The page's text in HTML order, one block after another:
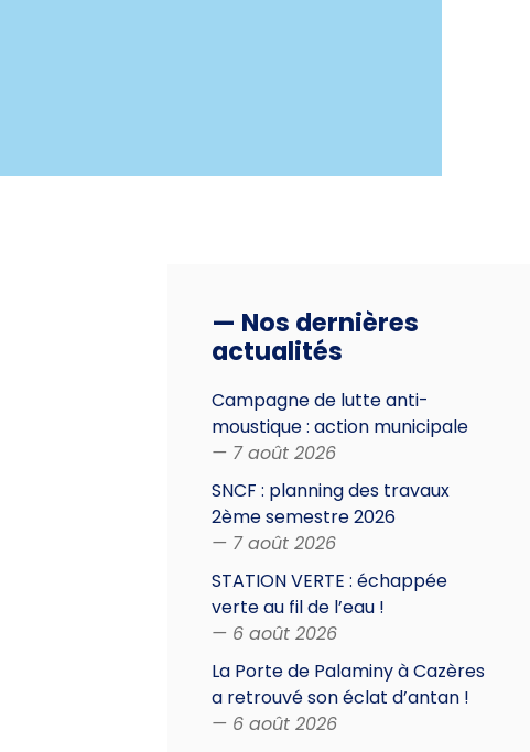
— Nos dernières
actualités
Campagne de lutte anti-
moustique : action municipale
— 7 août 2026
SNCF : planning des travaux
2ème semestre 2026
— 7 août 2026
STATION VERTE : échappée
verte au fil de l’eau !
— 6 août 2026
La Porte de Palaminy à Cazères
a retrouvé son éclat d’antan !
— 6 août 2026